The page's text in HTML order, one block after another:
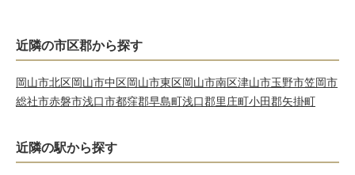
近隣の市区郡から探す
岡山市北区岡山市中区岡山市東区岡山市南区津山市玉野市笠岡市
総社市赤磐市浅口市都窪郡早島町浅口郡里庄町小田郡矢掛町
近隣の駅から探す